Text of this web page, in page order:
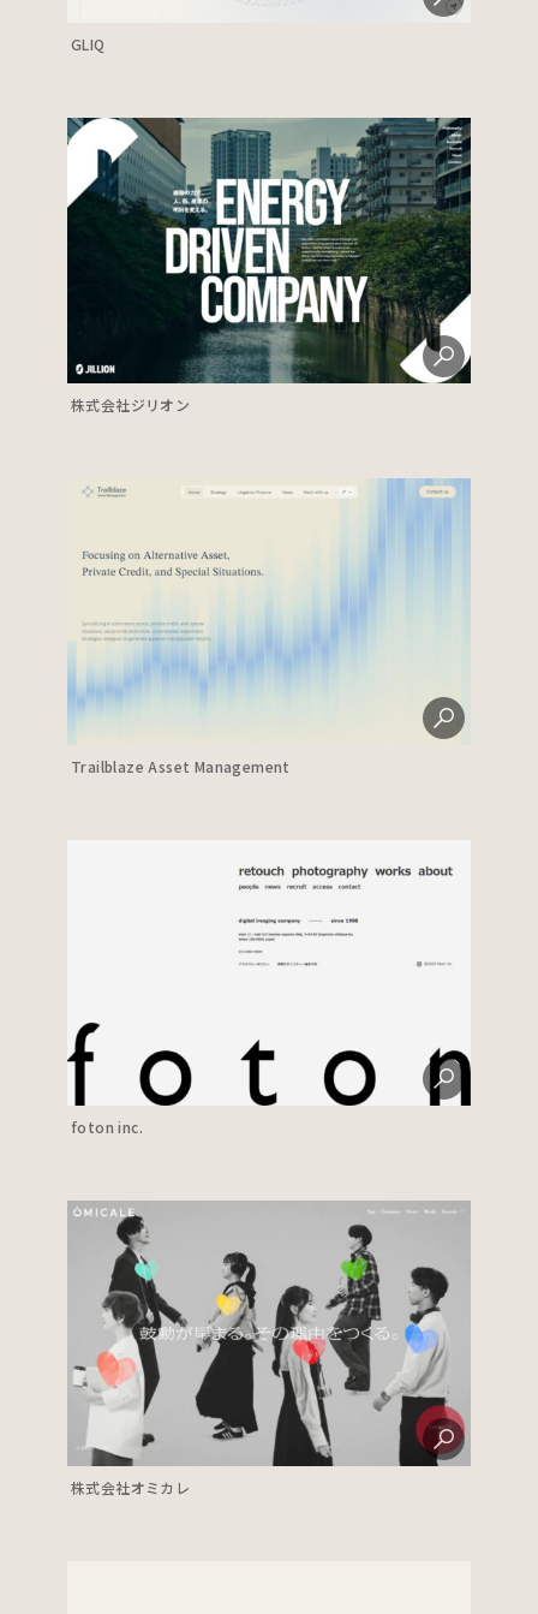
GLIQ
株式会社ジリオン
Trailblaze Asset Management
foton inc.
株式会社オミカレ